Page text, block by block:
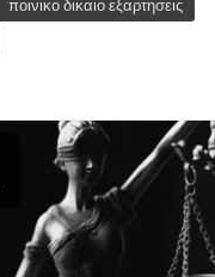
ποινικο δικαιο εξαρτησεις